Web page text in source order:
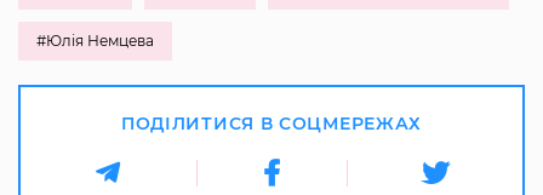
#Юлія Немцева
ПОДІЛИТИСЯ В СОЦМЕРЕЖАХ